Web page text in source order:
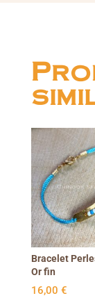
Bracelet
Or fin
16,00 €